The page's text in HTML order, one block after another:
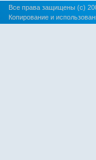
Все права защищены (c)
Копирование и